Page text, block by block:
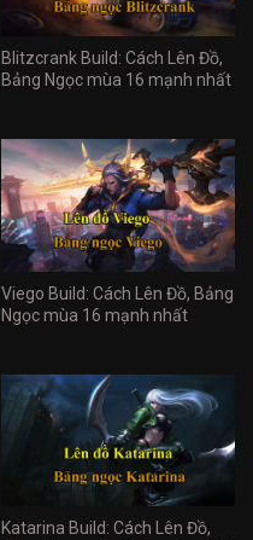
Blitzcrank Build: Cách Lên Đồ,
Bảng Ngọc mùa 16 mạnh nhất
Viego Build: Cách Lên Đồ, Bảng
Ngọc mùa 16 mạnh nhất
Katarina Build: Cách Lên Đồ,